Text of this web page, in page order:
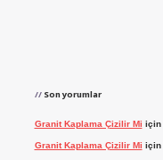
Son yorumlar
Granit Kaplama Çizilir Mi için
Granit Kaplama Çizilir Mi için